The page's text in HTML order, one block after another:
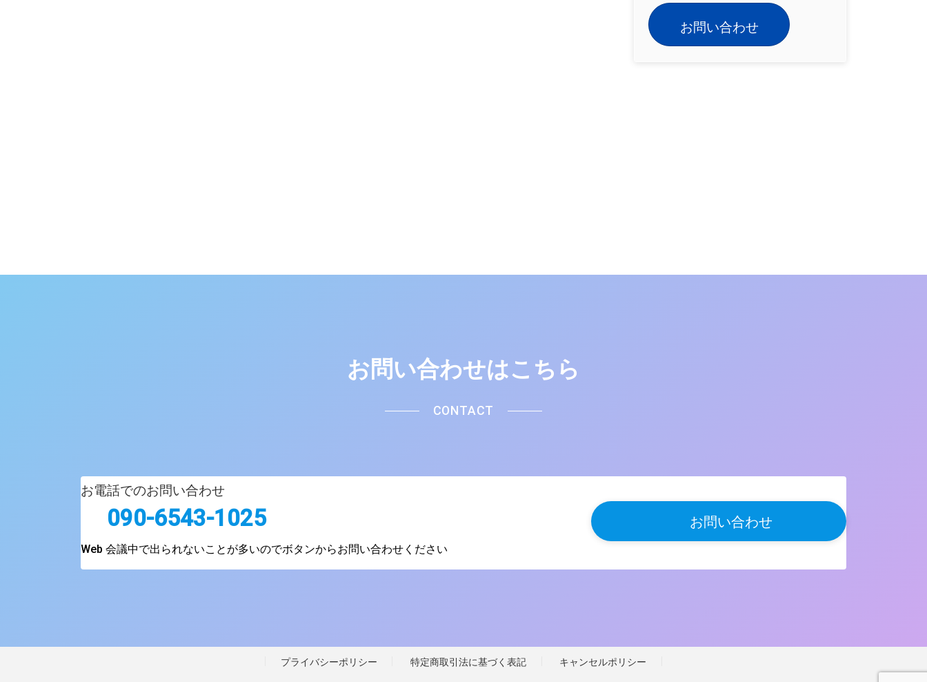
お問い合わせ
お問い合わせはこちら
CONTACT
お電話でのお問い合わせ
090-6543-1025
Web 会議中で出られないことが多いのでボタンからお問い合わせください
お問い合わせ
プライバシーポリシー 特定商取引法に基づく表記 キャンセルポリシー